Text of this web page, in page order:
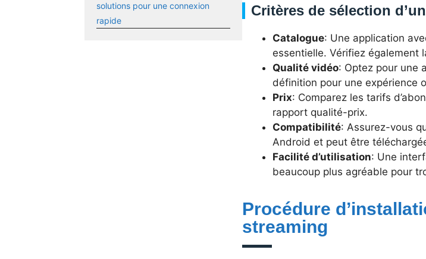
solutions pour une connexion
rapide
Critères de sélection
Catalogue: Une application
essentielle. Vérifiez également
Qualité vidéo: Optez pour une
définition pour une expérience
Prix: Comparez les tarifs
rapport qualité-prix.
Compatibilité: Assurez-vous
Android et peut être
Facilité d’utilisation: Une
beaucoup plus agréable pour
Procédure
streaming